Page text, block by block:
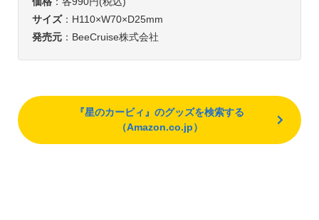
サイズ：H110×W70×D25mm
発売元：BeeCruise株式会社
『星のカービィ』のグッズを検索する
（Amazon.co.jp）